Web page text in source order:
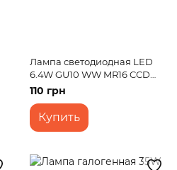
Лампа светодиодная LED
6.4W GU10 WW MR16 CCD
220V
110 грн
Купить